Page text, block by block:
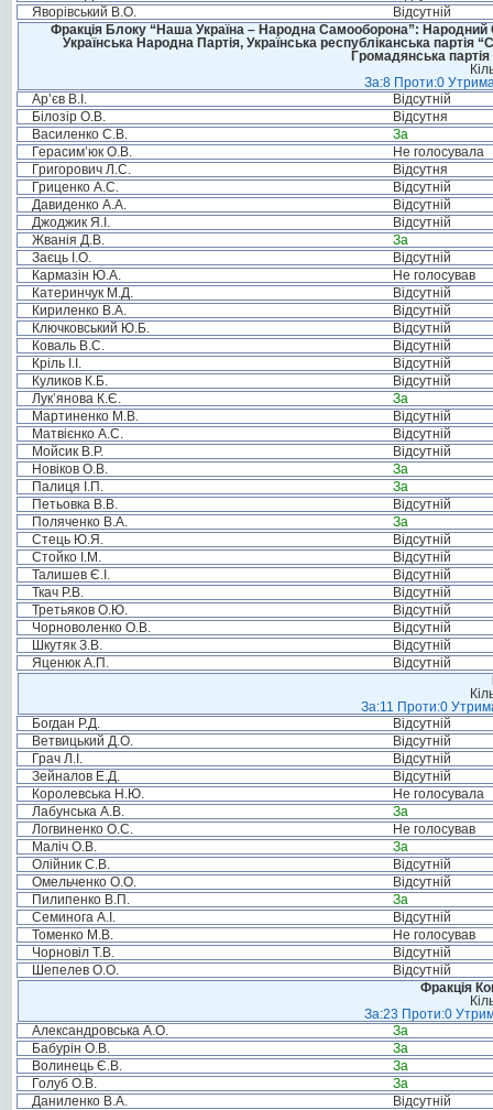
Яворівський В.О.
Відсутній
Фракція Блоку “Наша Україна – Народна Самооборона”: Народний
Українська Народна Партія, Українська республіканська
Громадянська
За:8 Проти:0
Ар’єв В.І.
Відсутній
Білозір О.В.
Відсутня
Василенко С.В.
За
Герасим’юк О.В.
Не голосувала
Григорович Л.С.
Відсутня
Гриценко А.С.
Відсутній
Давиденко А.А.
Відсутній
Джоджик Я.І.
Відсутній
Жванія Д.В.
За
Заєць І.О.
Відсутній
Кармазін Ю.А.
Не голосував
Катеринчук М.Д.
Відсутній
Кириленко В.А.
Відсутній
Ключковський Ю.Б.
Відсутній
Коваль В.С.
Відсутній
Кріль І.І.
Відсутній
Куликов К.Б.
Відсутній
Лук’янова К.Є.
За
Мартиненко М.В.
Відсутній
Матвієнко А.С.
Відсутній
Мойсик В.Р.
Відсутній
Новіков О.В.
За
Палиця І.П.
За
Петьовка В.В.
Відсутній
Поляченко В.А.
За
Стець Ю.Я.
Відсутній
Стойко І.М.
Відсутній
Талишев Є.І.
Відсутній
Ткач Р.В.
Відсутній
Третьяков О.Ю.
Відсутній
Чорноволенко О.В.
Відсутній
Шкутяк З.В.
Відсутній
Яценюк А.П.
Відсутній
За:11 Проти:0
Богдан Р.Д.
Відсутній
Ветвицький Д.О.
Відсутній
Грач Л.І.
Відсутній
Зейналов Е.Д.
Відсутній
Королевська Н.Ю.
Не голосувала
Лабунська А.В.
За
Логвиненко О.С.
Не голосував
Маліч О.В.
За
Олійник С.В.
Відсутній
Омельченко О.О.
Відсутній
Пилипенко В.П.
За
Семинога А.І.
Відсутній
Томенко М.В.
Не голосував
Чорновіл Т.В.
Відсутній
Шепелев О.О.
Відсутній
Фракція
За:23 Проти:0
Александровська А.О.
За
Бабурін О.В.
За
Волинець Є.В.
За
Голуб О.В.
За
Даниленко В.А.
Відсутній